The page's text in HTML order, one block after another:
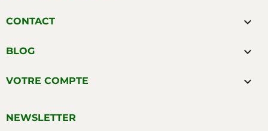
CONTACT 
BLOG 
VOTRE COMPTE 
NEWSLETTER